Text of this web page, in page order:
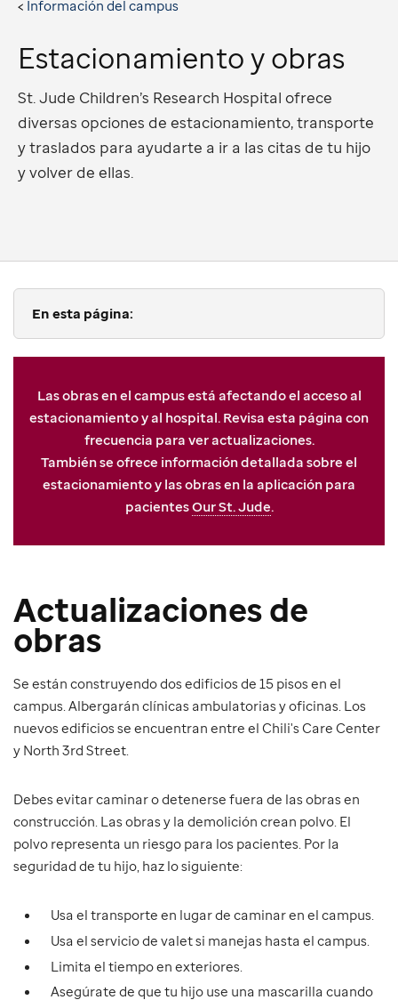
Información del campus
Estacionamiento y obras
St. Jude Children’s Research Hospital ofrece
diversas opciones de estacionamiento, transporte
y traslados para ayudarte a ir a las citas de tu hijo
y volver de ellas.
En esta página:
Las obras en el campus está afectando el acceso al
estacionamiento y al hospital. Revisa esta página con
frecuencia para ver actualizaciones.
También se ofrece información detallada sobre el
estacionamiento y las obras en la aplicación para
pacientesOur St. Jude.
Actualizaciones de
obras
Se están construyendo dos edificios de 15 pisos en el
campus. Albergarán clínicas ambulatorias y oficinas. Los
nuevos edificios se encuentran entre el Chili's Care Center
y North 3rd Street.
Debes evitar caminar o detenerse fuera de las obras en
construcción. Las obras y la demolición crean polvo. El
polvo representa un riesgo para los pacientes. Por la
seguridad de tu hijo, haz lo siguiente:
Usa el transporte en lugar de caminar en el campus.
Usa el servicio de valet si manejas hasta el campus.
Limita el tiempo en exteriores.
Asegúrate de que tu hijo use una mascarilla cuando